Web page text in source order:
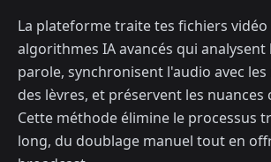
La plateforme traite tes fichiers vidéo
algorithmes IA avancés qui analysent
parole, synchronisent l'audio avec
des lèvres, et préservent les nuances
Cette méthode élimine le processus
long, du doublage manuel tout en